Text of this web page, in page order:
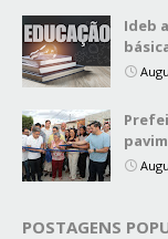
Ideb
POSTAGENS